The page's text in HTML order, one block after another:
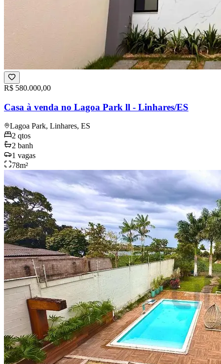
R$ 580.000,00
Casa à venda no Lagoa Park ll - Linhares/ES
Lagoa Park, Linhares, ES
2 qtos
2 banh
1 vagas
78m²